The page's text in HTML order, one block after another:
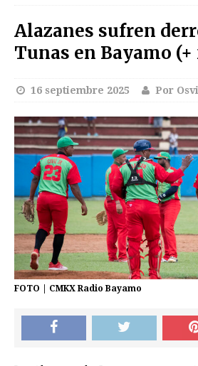
Alazanes sufren
Tunas en Bayamo
16 septiembre 2025 Por
FOTO | CMKX Radio Bayamo